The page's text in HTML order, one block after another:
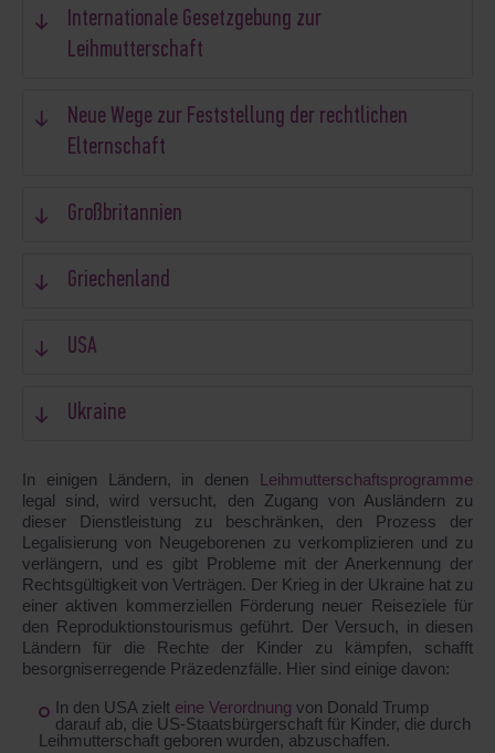
Internationale Gesetzgebung zur
Leihmutterschaft
Neue Wege zur Feststellung der rechtlichen
Elternschaft
Großbritannien
Griechenland
USA
Ukraine
In einigen Ländern, in denen Leihmutterschaftsprogramme
legal sind, wird versucht, den Zugang von Ausländern zu
dieser Dienstleistung zu beschränken, den Prozess der
Legalisierung von Neugeborenen zu verkomplizieren und zu
verlängern, und es gibt Probleme mit der Anerkennung der
Rechtsgültigkeit von Verträgen. Der Krieg in der Ukraine hat zu
einer aktiven kommerziellen Förderung neuer Reiseziele für
den Reproduktionstourismus geführt. Der Versuch, in diesen
Ländern für die Rechte der Kinder zu kämpfen, schafft
besorgniserregende Präzedenzfälle. Hier sind einige davon:
In den USA zielt eine Verordnung von Donald Trump
darauf ab, die US-Staatsbürgerschaft für Kinder, die durch
Leihmutterschaft geboren wurden, abzuschaffen.